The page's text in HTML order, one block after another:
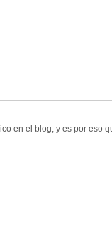
en el blog, y es por eso